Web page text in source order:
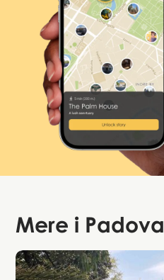
Mere i Padova